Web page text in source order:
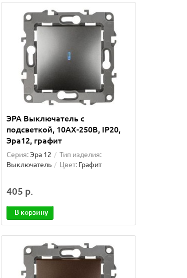
ЭРА Выключатель с
подсветкой, 10АХ-250В, IP20,
Эра12, графит
Серия:Эра 12
Тип изделия:
Выключатель
Цвет: Графит
405 р.
В корзину